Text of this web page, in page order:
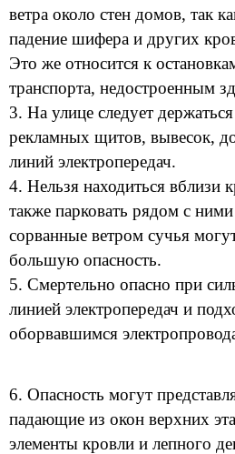
ветра около стен домов, так
падение шифера и других
Это же относится к
транспорта, недостроенным
3. На улице следует
рекламных щитов, вывесок,
линий электропередач.
4. Нельзя находиться вблизи
также парковать рядом с
сорванные ветром сучья
большую опасность.
5. Смертельно опасно при
линией электропередач и
оборвавшимся
6. Опасность могут
падающие из окон верхних
элементы кровли и лепного